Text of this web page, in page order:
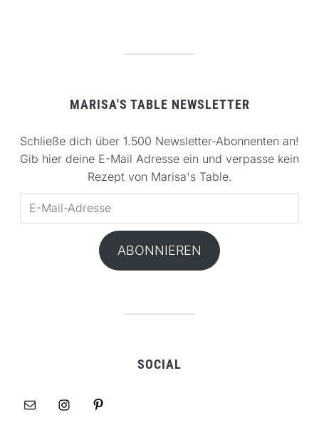
MARISA'S TABLE NEWSLETTER
Schließe dich über 1.500 Newsletter-Abonnenten an!
Gib hier deine E-Mail Adresse ein und verpasse kein
Rezept von Marisa's Table.
ABONNIEREN
SOCIAL